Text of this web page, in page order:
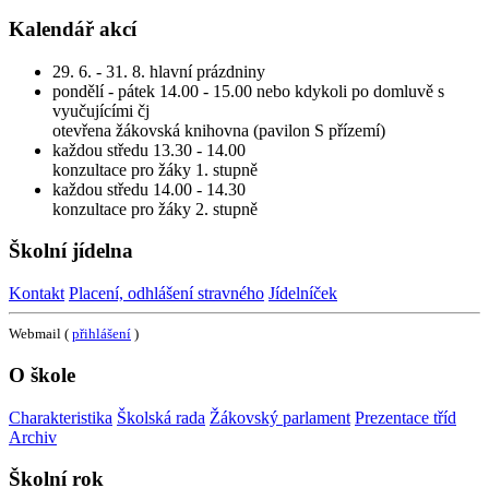
Kalendář akcí
29. 6. - 31. 8. hlavní prázdniny
pondělí - pátek 14.00 - 15.00 nebo kdykoli po domluvě s
vyučujícími čj
otevřena žákovská knihovna (pavilon S přízemí)
každou středu 13.30 - 14.00
konzultace pro žáky 1. stupně
každou středu 14.00 - 14.30
konzultace pro žáky 2. stupně
Školní jídelna
Kontakt Placení, odhlášení stravného Jídelníček
Webmail ( přihlášení )
O škole
Charakteristika Školská rada Žákovský parlament Prezentace tříd
Archiv
Školní rok